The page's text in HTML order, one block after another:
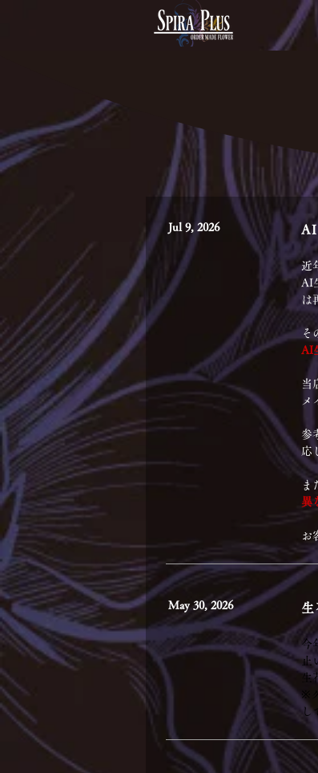
Jul 9, 2026
近
AI
は
そ
AI
当
メ
参
応
ま
異
お
May 30, 2026
今
止
生
※
し